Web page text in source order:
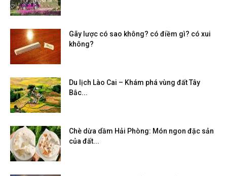
Gãy lược có sao không? có điềm gì? có xui
không?
Du lịch Lào Cai – Khám phá vùng đất Tây
Bắc...
Chè dừa dầm Hải Phòng: Món ngon đặc sản
của đất...